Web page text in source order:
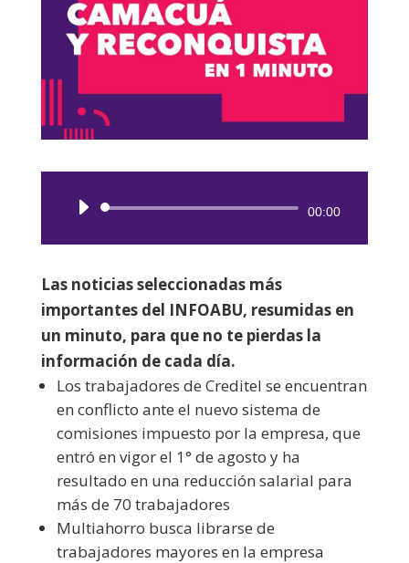
Reproductor
00:00
Las noticias seleccionadas más
importantes del INFOABU, resumidas en
un minuto, para que no te pierdas la
información de cada día.
Los trabajadores de Creditel se encuentran
en conflicto ante el nuevo sistema de
comisiones impuesto por la empresa, que
entró en vigor el 1° de agosto y ha
resultado en una reducción salarial para
más de 70 trabajadores
Multiahorro busca librarse de
trabajadores mayores en la empresa